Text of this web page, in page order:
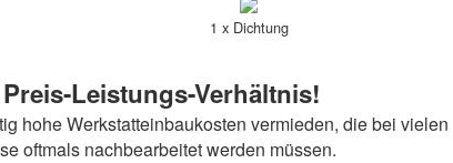
1 x Dichtung
Leistungs-Verhältnis!
hohe Werkstatteinbaukosten vermieden, die bei vielen
oftmals nachbearbeitet werden müssen.